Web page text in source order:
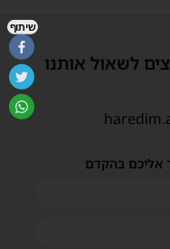
לשאול אותנו
אליכם בהקדם
שיתוף